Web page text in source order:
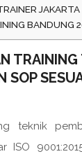
JAKARTA
BANDUNG
SOP
teknik
ISO